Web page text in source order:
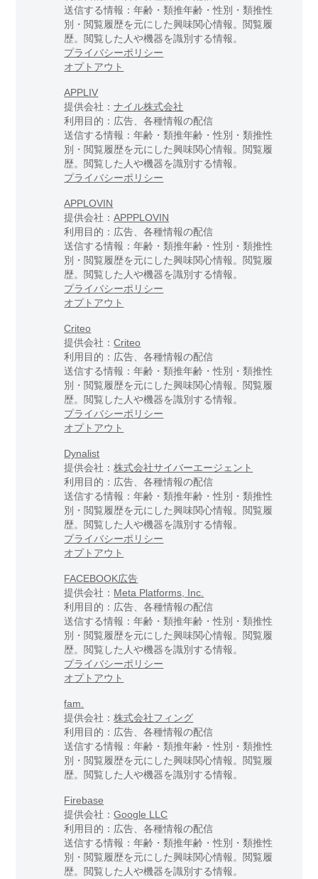
送信する情報：年齢・類推年齢・性別・類推性
別・閲覧履歴を元にした興味関心情報。閲覧履
歴。閲覧した人や機器を識別する情報。
プライバシーポリシー
オプトアウト
APPLIV
提供会社：ナイル株式会社
利用目的：広告、各種情報の配信
送信する情報：年齢・類推年齢・性別・類推性
別・閲覧履歴を元にした興味関心情報。閲覧履
歴。閲覧した人や機器を識別する情報。
プライバシーポリシー
APPLOVIN
提供会社：APPPLOVIN
利用目的：広告、各種情報の配信
送信する情報：年齢・類推年齢・性別・類推性
別・閲覧履歴を元にした興味関心情報。閲覧履
歴。閲覧した人や機器を識別する情報。
プライバシーポリシー
オプトアウト
Criteo
提供会社：Criteo
利用目的：広告、各種情報の配信
送信する情報：年齢・類推年齢・性別・類推性
別・閲覧履歴を元にした興味関心情報。閲覧履
歴。閲覧した人や機器を識別する情報。
プライバシーポリシー
オプトアウト
Dynalist
提供会社：株式会社サイバーエージェント
利用目的：広告、各種情報の配信
送信する情報：年齢・類推年齢・性別・類推性
別・閲覧履歴を元にした興味関心情報。閲覧履
歴。閲覧した人や機器を識別する情報。
プライバシーポリシー
オプトアウト
FACEBOOK広告
提供会社： Meta Platforms, Inc.
利用目的：広告、各種情報の配信
送信する情報：年齢・類推年齢・性別・類推性
別・閲覧履歴を元にした興味関心情報。閲覧履
歴。閲覧した人や機器を識別する情報。
プライバシーポリシー
オプトアウト
fam.
提供会社：株式会社フィング
利用目的：広告、各種情報の配信
送信する情報：年齢・類推年齢・性別・類推性
別・閲覧履歴を元にした興味関心情報。閲覧履
歴。閲覧した人や機器を識別する情報。
Firebase
提供会社：Google LLC
利用目的：広告、各種情報の配信
送信する情報：年齢・類推年齢・性別・類推性
別・閲覧履歴を元にした興味関心情報。閲覧履
歴。閲覧した人や機器を識別する情報。